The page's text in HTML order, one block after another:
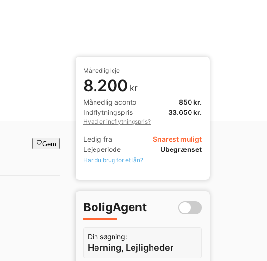
Gem
Månedlig leje
8.200 kr
Månedlig aconto
850 kr.
Indflytningspris
33.650 kr.
Hvad er indflytningspris?
Ledig fra
Snarest muligt
Lejeperiode
Ubegrænset
Har du brug for et lån?
BoligAgent
Din søgning:
Herning, Lejligheder